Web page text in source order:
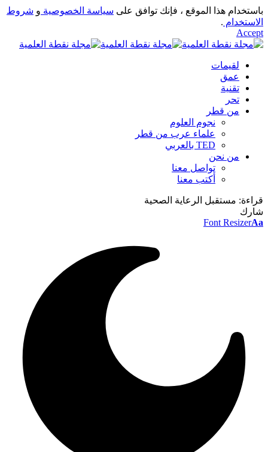
باستخدام هذا الموقع ، فإنك توافق على سياسة الخصوصية و شروط
الاستخدام .
Accept
لقيمات
عمق
تقنية
تحر
من قطر
نجوم العلوم
علماء عرب من قطر
TED بالعربي
من نحن
تواصل معنا
أكتب معنا
قراءة: مستقبل الرعاية الصحية
شارك
Font ResizerAa